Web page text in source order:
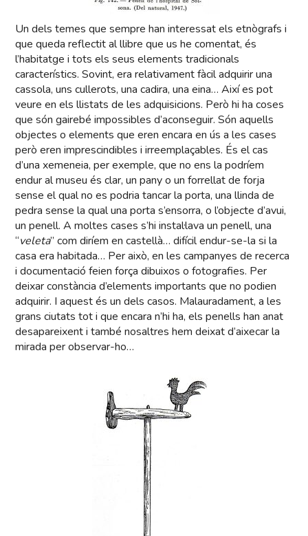
Un dels temes que sempre han interessat els etnògrafs i
que queda reflectit al llibre que us he comentat, és
l’habitatge i tots els seus elements tradicionals
característics. Sovint, era relativament fàcil adquirir una
cassola, uns cullerots, una cadira, una eina… Així es pot
veure en els llistats de les adquisicions. Però hi ha coses
que són gairebé impossibles d’aconseguir. Són aquells
objectes o elements que eren encara en ús a les cases
però eren imprescindibles i irreemplaçables. És el cas
d’una xemeneia, per exemple, que no ens la podríem
endur al museu és clar, un pany o un forrellat de forja
sense el qual no es podria tancar la porta, una llinda de
pedra sense la qual una porta s’ensorra, o l’objecte d’avui,
un penell. A moltes cases s’hi instal·lava un penell, una
“veleta” com diríem en castellà… difícil endur-se-la si la
casa era habitada… Per això, en les campanyes de recerca
i documentació feien força dibuixos o fotografies. Per
deixar constància d’elements importants que no podien
adquirir. I aquest és un dels casos. Malauradament, a les
grans ciutats tot i que encara n’hi ha, els penells han anat
desapareixent i també nosaltres hem deixat d’aixecar la
mirada per observar-ho…